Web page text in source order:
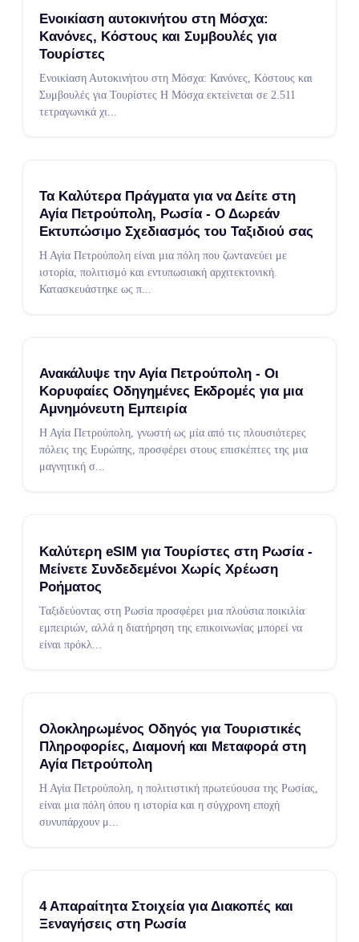
Ενοικίαση αυτοκινήτου στη Μόσχα:
Κανόνες, Κόστους και Συμβουλές για
Τουρίστες
Ενοικίαση Αυτοκινήτου στη Μόσχα: Κανόνες, Κόστους και
Συμβουλές για Τουρίστες Η Μόσχα εκτείνεται σε 2.511
τετραγωνικά χι...
Τα Καλύτερα Πράγματα για να Δείτε στη
Αγία Πετρούπολη, Ρωσία - Ο Δωρεάν
Εκτυπώσιμο Σχεδιασμός του Ταξιδιού σας
Η Αγία Πετρούπολη είναι μια πόλη που ζωντανεύει με
ιστορία, πολιτισμό και εντυπωσιακή αρχιτεκτονική.
Κατασκευάστηκε ως π...
Ανακάλυψε την Αγία Πετρούπολη - Οι
Κορυφαίες Οδηγημένες Εκδρομές για μια
Αμνημόνευτη Εμπειρία
Η Αγία Πετρούπολη, γνωστή ως μία από τις πλουσιότερες
πόλεις της Ευρώπης, προσφέρει στους επισκέπτες της μια
μαγνητική σ...
Καλύτερη eSIM για Τουρίστες στη Ρωσία -
Μείνετε Συνδεδεμένοι Χωρίς Χρέωση
Ροήματος
Ταξιδεύοντας στη Ρωσία προσφέρει μια πλούσια ποικιλία
εμπειριών, αλλά η διατήρηση της επικοινωνίας μπορεί να
είναι πρόκλ
Ολοκληρωμένος Οδηγός για Τουριστικές
Πληροφορίες, Διαμονή και Μεταφορά στη
Αγία Πετρούπολη
Η Αγία Πετρούπολη, η πολιτιστική πρωτεύουσα της Ρωσίας,
είναι μια πόλη όπου η ιστορία και η σύγχρονη εποχή
συνυπάρχουν μ
4 Απαραίτητα Στοιχεία για Διακοπές και
Ξεναγήσεις στη Ρωσία